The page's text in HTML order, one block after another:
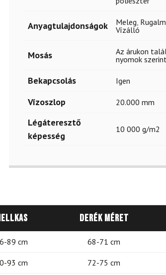
Anyagtulajdonságok Meleg,
Vízálló
Mosás
Az árukon
nyomok
Bekapcsolás Igen
Vízoszlop 20.000 mm
Légáteresztő
képesség
10 000 g/m2
Derék méret
89 cm 68-71 cm
93 cm 72-75 cm